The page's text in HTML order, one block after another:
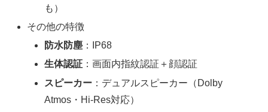
も）
その他の特徴
防水防塵：IP68
生体認証 ：画面内指紋認証＋顔認証
スピーカー ：デュアルスピーカー（Dolby
Atmos・Hi-Res対応）